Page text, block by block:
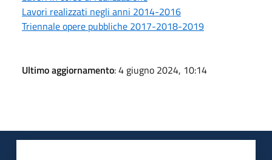
Lavori realizzati negli anni 2014-2016
Triennale opere pubbliche 2017-2018-2019
Ultimo aggiornamento: 4 giugno 2024, 10:14